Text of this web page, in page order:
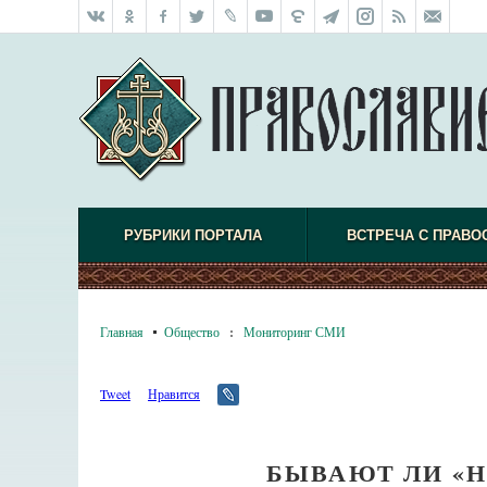
РУБРИКИ ПОРТАЛА ВСТРЕЧА С
Главная Общество : Мониторинг СМИ
Tweet Нравится
БЫВАЮТ ЛИ